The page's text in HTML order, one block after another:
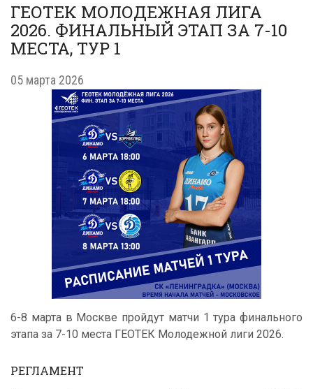
ГЕОТЕК МОЛОДЕЖНАЯ ЛИГА
2026. ФИНАЛЬНЫЙ ЭТАП ЗА 7-10
МЕСТА, ТУР 1
05 марта 2026
6-8 марта в Москве пройдут матчи 1 тура финального
этапа за 7-10 места ГЕОТЕК Молодежной лиги 2026.
РЕГЛАМЕНТ